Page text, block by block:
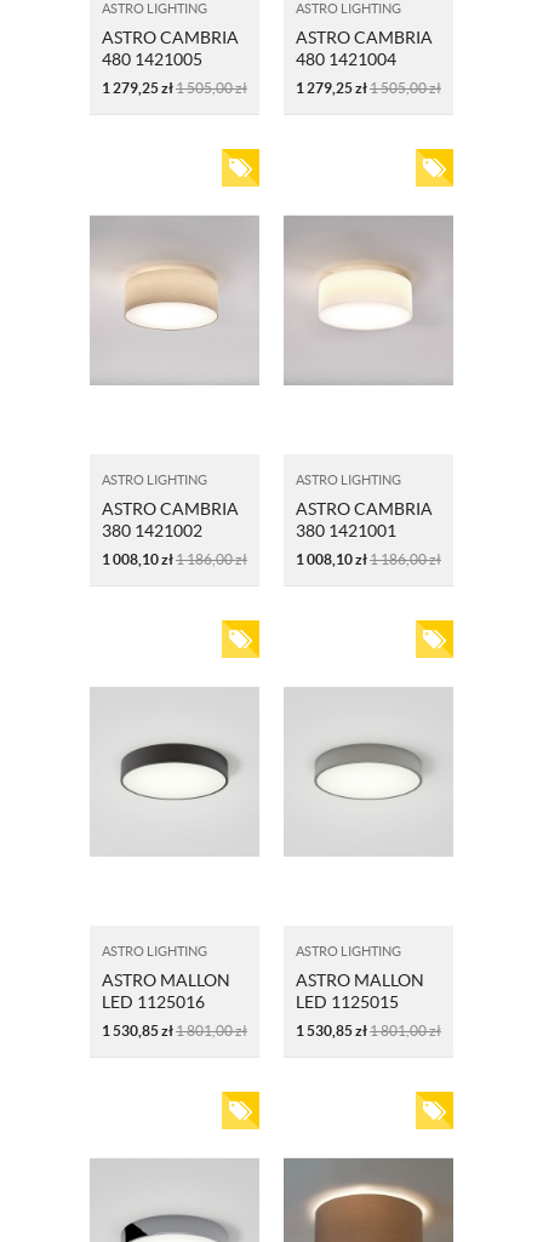
ASTRO LIGHTING
ASTRO CAMBRIA
480 1421005
PIASKOWY
1 279,25zł1 505,00zł
ASTRO LIGHTING
ASTRO CAMBRIA
480 1421004
BIAŁY
1 279,25zł1 505,00zł
ASTRO LIGHTING
ASTRO CAMBRIA
380 1421002
PIASKOWY
1 008,10zł1 186,00zł
ASTRO LIGHTING
ASTRO CAMBRIA
380 1421001
BIAŁY
1 008,10zł1 186,00zł
ASTRO LIGHTING
ASTRO MALLON
LED 1125016
BRAZ
1 530,85zł1 801,00zł
ASTRO LIGHTING
ASTRO MALLON
LED 1125015
NIKIEL
1 530,85zł1 801,00zł